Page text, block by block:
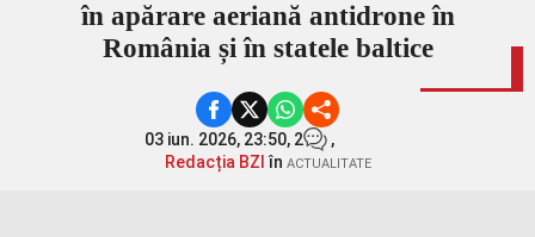
în apărare aeriană antidrone în
România și în statele baltice
03 iun. 2026, 23:50, 2
,
Redacția BZI în ACTUALITATE